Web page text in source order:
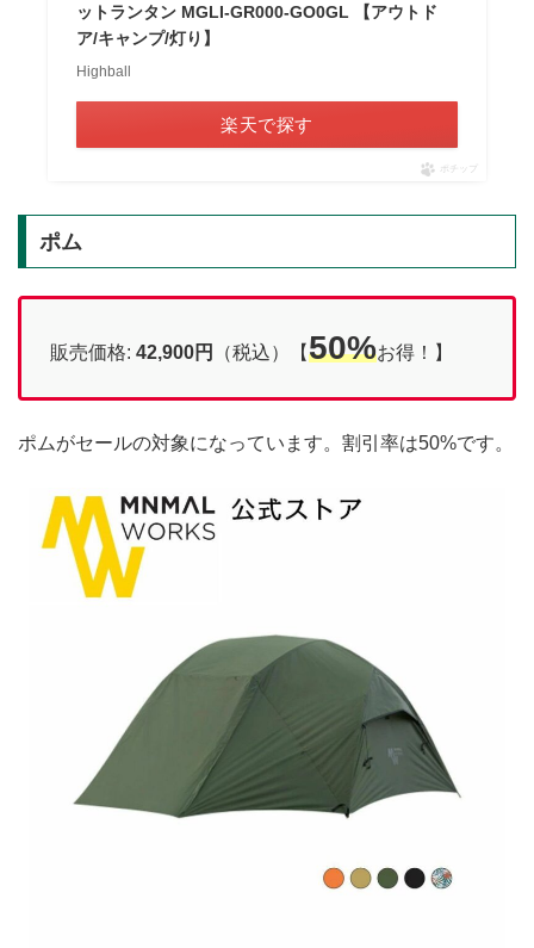
ットランタン MGLI-GR000-GO0GL 【アウトド
ア/キャンプ/灯り】
Highball
楽天で探す
ポチップ
ポム
販売価格: 42,900円 （税込）【50%お得！】
ポムがセールの対象になっています。割引率は50%です。